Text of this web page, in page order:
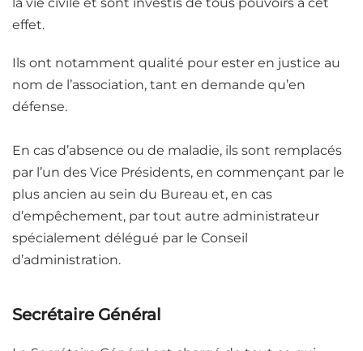
effet.
Ils ont notamment qualité pour ester en justice au
nom de l’association, tant en demande qu’en
défense.
En cas d’absence ou de maladie, ils sont remplacés
par l’un des Vice Présidents, en commençant par le
plus ancien au sein du Bureau et, en cas
d’empêchement, par tout autre administrateur
spécialement délégué par le Conseil
d’administration.
Secrétaire Général